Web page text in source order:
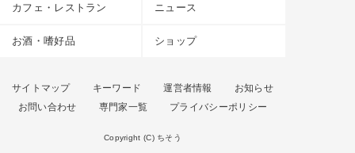
カフェ・レストラン ニュース
お酒・嗜好品 ショップ
サイトマップ キーワード 運営者情報
お知らせ
お問い合わせ
専門家一覧 プライバシーポリシー
Copyright (C) ちそう